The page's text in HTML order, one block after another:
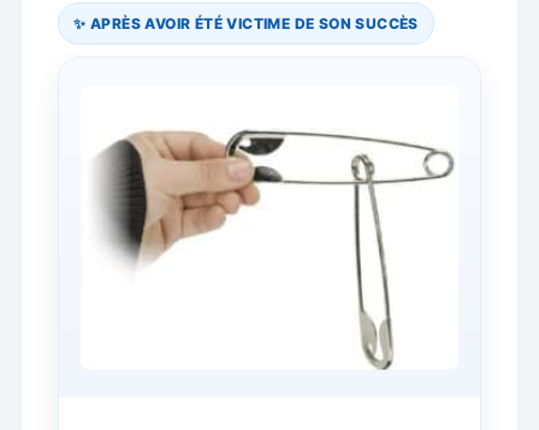
✨ APRÈS AVOIR ÉTÉ VICTIME DE SON SUCCÈS